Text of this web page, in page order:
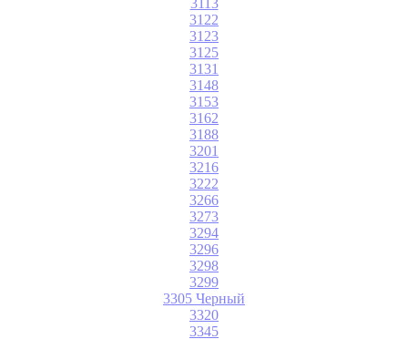
3122
3123
3125
3131
3148
3153
3162
3188
3201
3216
3222
3266
3273
3294
3296
3298
3299
3305 Черный
3320
3345